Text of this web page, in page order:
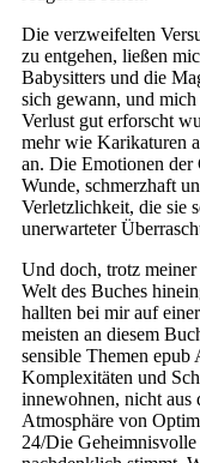
Die verzweifelten
zu entgehen, ließen
Babysitters und die
sich gewann, und
Verlust gut erforscht
mehr wie Karikaturen
an. Die Emotionen der
Wunde, schmerzhaft
Verletzlichkeit, die sie
unerwarteter
Und doch, trotz
Welt des Buches
hallten bei mir auf
meisten an diesem
sensible Themen
Komplexitäten und
innewohnen, nicht aus
Atmosphäre von
24/Die